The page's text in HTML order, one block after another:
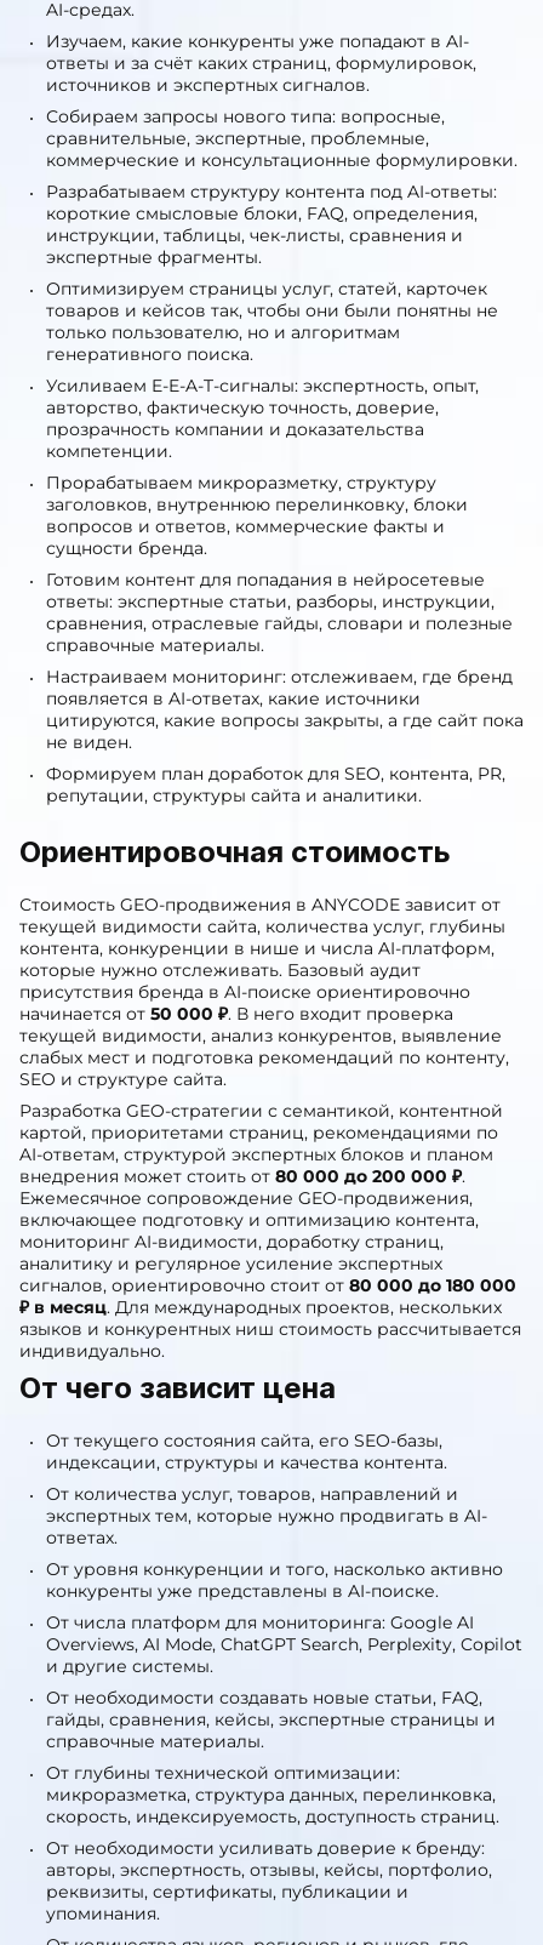
Проверяем, как компания, услуги, продукты и
экспертные материалы представлены в Google,
Яндексе, ChatGPT Search, Perplexity, Copilot и других
AI-средах.
Изучаем, какие конкуренты уже попадают в AI-
ответы и за счёт каких страниц, формулировок,
источников и экспертных сигналов.
Собираем запросы нового типа: вопросные,
сравнительные, экспертные, проблемные,
коммерческие и консультационные формулировки.
Разрабатываем структуру контента под AI-ответы:
короткие смысловые блоки, FAQ, определения,
инструкции, таблицы, чек-листы, сравнения и
экспертные фрагменты.
Оптимизируем страницы услуг, статей, карточек
товаров и кейсов так, чтобы они были понятны не
только пользователю, но и алгоритмам
генеративного поиска.
Усиливаем E-E-A-T-сигналы: экспертность, опыт,
авторство, фактическую точность, доверие,
прозрачность компании и доказательства
компетенции.
Прорабатываем микроразметку, структуру
заголовков, внутреннюю перелинковку, блоки
вопросов и ответов, коммерческие факты и
сущности бренда.
Готовим контент для попадания в нейросетевые
ответы: экспертные статьи, разборы, инструкции,
сравнения, отраслевые гайды, словари и полезные
справочные материалы.
Настраиваем мониторинг: отслеживаем, где бренд
появляется в AI-ответах, какие источники
цитируются, какие вопросы закрыты, а где сайт пока
Формируем план доработок для SEO, контента, PR,
репутации, структуры сайта и аналитики.
Ориентировочная стоимость
Стоимость GEO-продвижения в ANYCODE зависит от
текущей видимости сайта, количества услуг, глубины
контента, конкуренции в нише и числа AI-платформ,
которые нужно отслеживать. Базовый аудит
присутствия бренда в AI-поиске ориентировочно
начинается от50 000 ₽
текущей видимости, анализ конкурентов, выявление
слабых мест и подготовка рекомендаций по контенту,
SEO и структуре сайта.
Разработка GEO-стратегии с семантикой, контентной
картой, приоритетами страниц, рекомендациями по
AI-ответам, структурой экспертных блоков и планом
внедрения может стоить от80 000 до 200 000 ₽
Ежемесячное сопровождение GEO-продвижения,
включающее подготовку и оптимизацию контента,
мониторинг AI-видимости, доработку страниц,
аналитику и регулярное усиление экспертных
сигналов, ориентировочно стоит от
₽ в месяц. Для международных проектов, нескольких
языков и конкурентных ниш стоимость рассчитывается
От чего зависит цена
От текущего состояния сайта, его SEO-базы,
индексации, структуры и качества контента.
От количества услуг, товаров, направлений и
экспертных тем, которые нужно продвигать в AI-
ответах.
От уровня конкуренции и того, насколько активно
конкуренты уже представлены в AI-поиске.
От числа платформ для мониторинга: Google AI
Overviews, AI Mode, ChatGPT Search, Perplexity, Copilot
и другие системы.
От необходимости создавать новые статьи, FAQ,
гайды, сравнения, кейсы, экспертные страницы и
справочные материалы.
От глубины технической оптимизации:
микроразметка, структура данных, перелинковка,
скорость, индексируемость, доступность страниц.
От необходимости усиливать доверие к бренду: